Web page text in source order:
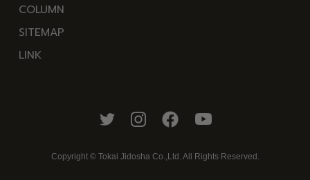
豆
南
伊
花
池・
滝・
COLUMN
SITEMAP
LINK
Copyright © Tokai Jidosha Co.,Ltd. All Rights Reserved.